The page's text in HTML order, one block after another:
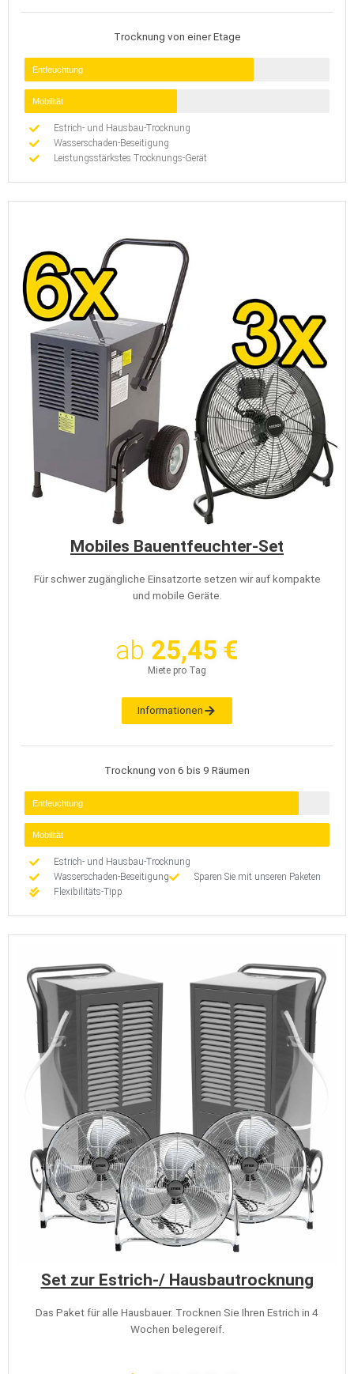
Trocknung von einer Etage
Entfeuchtung
Mobilität
Estrich- und Hausbau-Trocknung
Wasserschaden-Beseitigung
Leistungsstärkstes Trocknungs-Gerät
Mobiles Bauentfeuchter-Set
Für schwer zugängliche Einsatzorte setzen wir auf kompakte
und mobile Geräte.
ab 25,45 €
Miete pro Tag
Informationen
Trocknung von 6 bis 9 Räumen
Entfeuchtung
Mobilität
Estrich- und Hausbau-Trocknung
Wasserschaden-Beseitigung
Sparen Sie mit unseren Paketen
Flexibilitäts-Tipp
Set zur Estrich-/ Hausbautrocknung
Das Paket für alle Hausbauer. Trocknen Sie Ihren Estrich in 4
Wochen belegereif.